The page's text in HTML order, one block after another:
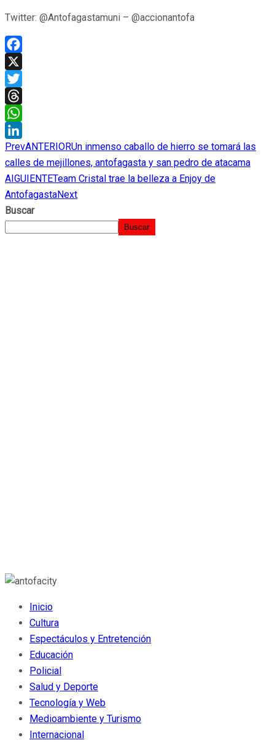
Twitter: @Antofagastamuni – @accionantofa
Facebook
X
Twitter
Threads
WhatsApp
LinkedIn
PrevANTERIORUn inmenso caballo de hierro se tomará las
calles de mejillones, antofagasta y san pedro de atacama
AIGUIENTETeam Cristal trae la belleza a Enjoy de
AntofagastaNext
Buscar
Buscar
Inicio
Cultura
Espectáculos y Entretención
Educación
Policial
Salud y Deporte
Tecnología y Web
Medioambiente y Turismo
Internacional